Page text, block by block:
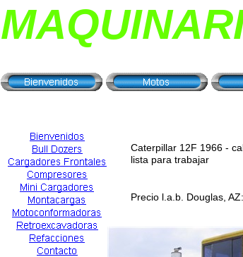
Caterpillar 12F 1966 -
lista para trabajar
Precio l.a.b. Douglas, AZ: